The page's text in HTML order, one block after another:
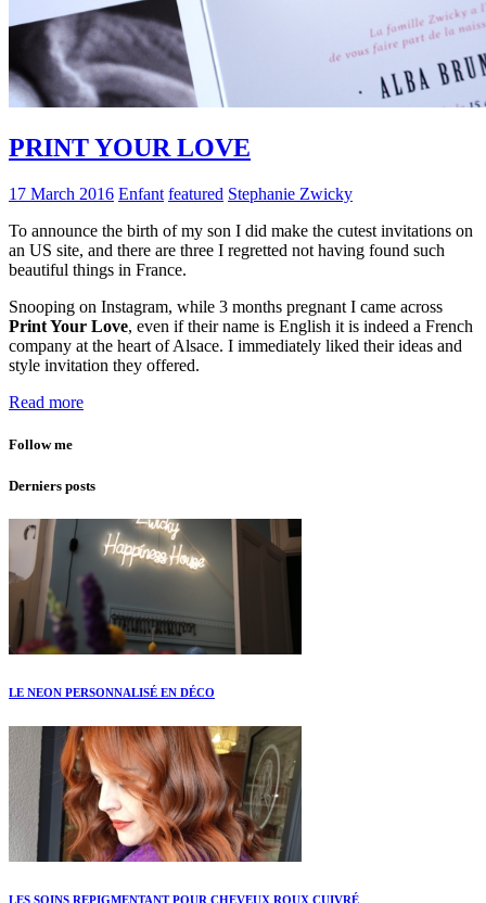
PRINT YOUR LOVE
17 March 2016 Enfant featured Stephanie Zwicky
To announce the birth of my son I did make the cutest invitations on
an US site, and there are three I regretted not having found such
beautiful things in France.
Snooping on Instagram, while 3 months pregnant I came across
Print Your Love, even if their name is English it is indeed a French
company at the heart of Alsace. I immediately liked their ideas and
style invitation they offered.
Read more
Follow me
Derniers posts
LE NEON PERSONNALISÉ EN DÉCO
LES SOINS REPIGMENTANT POUR CHEVEUX ROUX CUIVRÉ